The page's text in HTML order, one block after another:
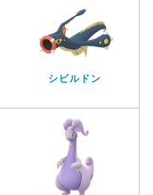
シビルドン